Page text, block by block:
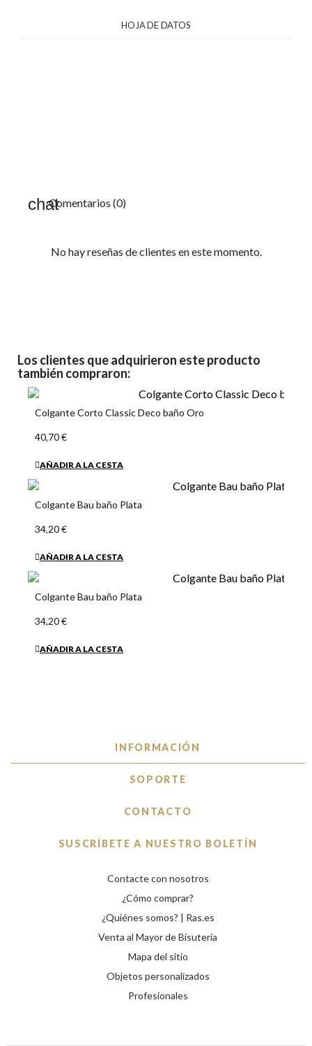
HOJA DE DATOS
Comentarios (0)
No hay reseñas de clientes en este momento.
Los clientes que adquirieron este producto
también compraron:
Colgante Corto Classic Deco baño Oro
40,70 €
AÑADIR A LA CESTA
Colgante Bau baño Plata
34,20 €
AÑADIR A LA CESTA
Colgante Bau baño Plata
34,20 €
AÑADIR A LA CESTA
INFORMACIÓN
SOPORTE
CONTACTO
SUSCRÍBETE A NUESTRO BOLETÍN
Contacte con nosotros
¿Cómo comprar?
¿Quiénes somos? | Ras.es
Venta al Mayor de Bisuteria
Mapa del sitio
Objetos personalizados
Profesionales